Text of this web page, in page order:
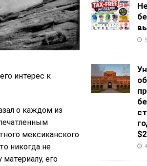
интерес к
о каждом из
мексиканского
никогда не
его